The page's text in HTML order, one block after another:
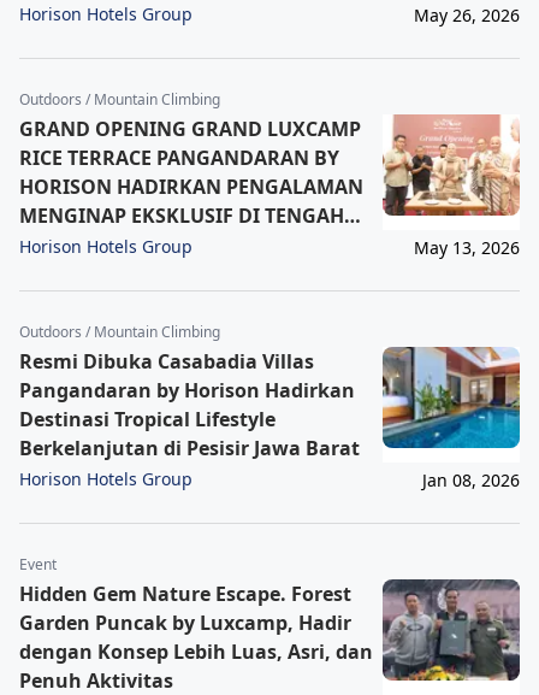
Horison Hotels Group May 26, 2026
Outdoors / Mountain Climbing
GRAND OPENING GRAND LUXCAMP
RICE TERRACE PANGANDARAN BY
HORISON HADIRKAN PENGALAMAN
MENGINAP EKSKLUSIF DI TENGAH
HAMPARAN SAWAH
Horison Hotels Group May 13, 2026
Outdoors / Mountain Climbing
Resmi Dibuka Casabadia Villas
Pangandaran by Horison Hadirkan
Destinasi Tropical Lifestyle
Berkelanjutan di Pesisir Jawa Barat
Horison Hotels Group Jan 08, 2026
Event
Hidden Gem Nature Escape. Forest
Garden Puncak by Luxcamp, Hadir
dengan Konsep Lebih Luas, Asri, dan
Penuh Aktivitas